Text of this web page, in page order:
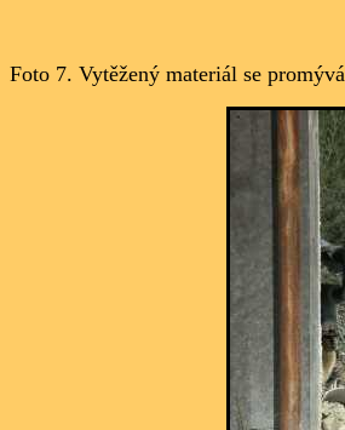
Foto 7. Vytěžený materiál se